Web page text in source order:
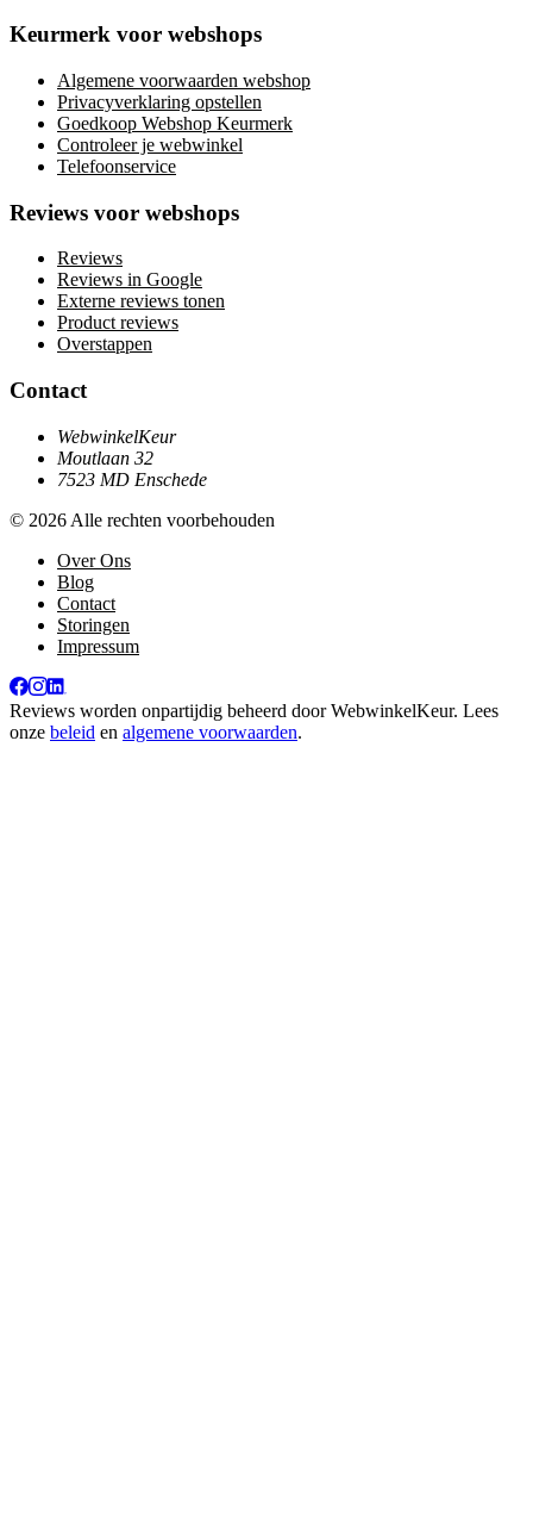
Keurmerk voor webshops
Algemene voorwaarden webshop
Privacyverklaring opstellen
Goedkoop Webshop Keurmerk
Controleer je webwinkel
Telefoonservice
Reviews voor webshops
Reviews
Reviews in Google
Externe reviews tonen
Product reviews
Overstappen
Contact
WebwinkelKeur
Moutlaan 32
7523 MD Enschede
© 2026 Alle rechten voorbehouden
Over Ons
Blog
Contact
Storingen
Impressum
Reviews worden onpartijdig beheerd doorWebwinkelKeur. Lees
onze beleid en algemene voorwaarden.